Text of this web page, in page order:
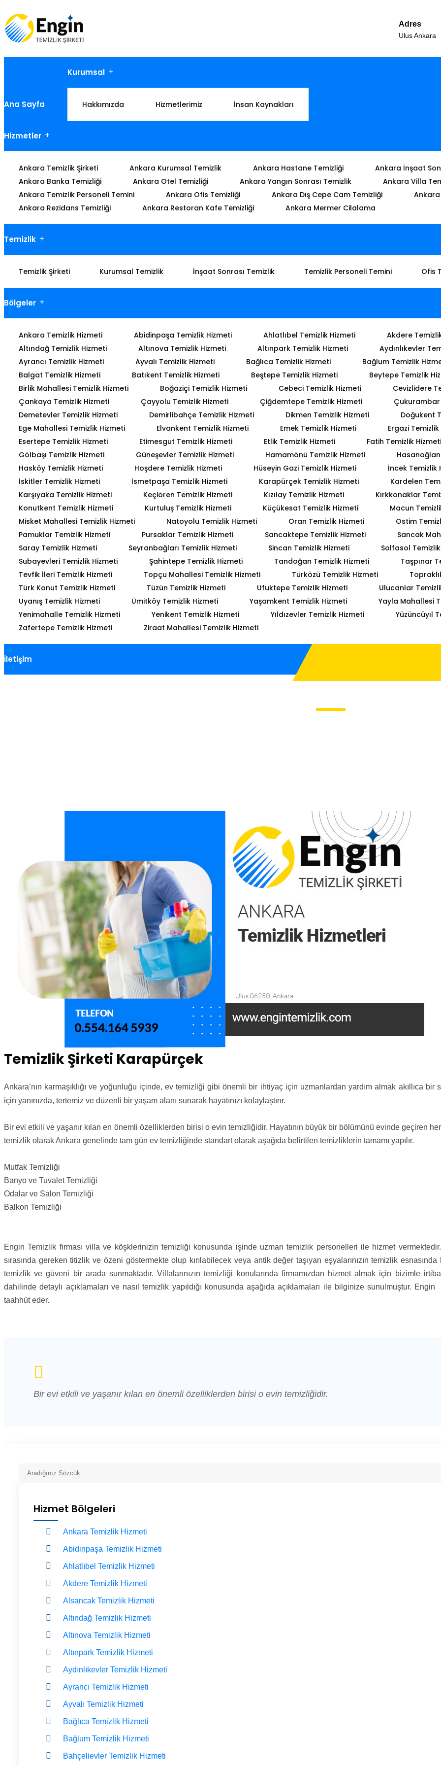
Adres
Ulus Ankara
Ana Sayfa
Kurumsal
Hakkımızda Hizmetlerimiz İnsan Kaynakları
Hizmetler
Ankara Temizlik Şirketi Ankara Kurumsal Temizlik Ankara Hastane Temizliği Ankara İnşaat
Ankara Banka Temizliği
Ankara Otel Temizliği Ankara Yangın Sonrası Temizlik
Ankara Villa
Ankara Temizlik Personeli Temini
Ankara Ofis Temizliği Ankara Dış Cepe Cam Temizliği
Ankara
Ankara Rezidans Temizliği
Ankara Restoran Kafe Temizliği Ankara Mermer Cilalama
Temizlik
Temizlik Şirketi Kurumsal Temizlik İnşaat Sonrası Temizlik Temizlik Personeli Temini Ofis
Bölgeler
Ankara Temizlik Hizmeti Abidinpaşa Temizlik Hizmeti Ahlatlıbel Temizlik Hizmeti Akdere
Altındağ Temizlik Hizmeti
Altınova Temizlik Hizmeti Altınpark Temizlik Hizmeti
Aydınlıkevler
Ayrancı Temizlik Hizmeti
Ayvalı Temizlik Hizmeti Bağlıca Temizlik Hizmeti Bağlum Temizlik
Balgat Temizlik Hizmeti
Batıkent Temizlik Hizmeti Beştepe Temizlik Hizmeti Beytepe Temizlik
Birlik Mahallesi Temizlik Hizmeti
Boğaziçi Temizlik Hizmeti Cebeci Temizlik Hizmeti
Cevizlidere
Çankaya Temizlik Hizmeti
Çayyolu Temizlik Hizmeti Çiğdemtepe Temizlik Hizmeti
Çukurambar
Demetevler Temizlik Hizmeti
Demirlibahçe Temizlik Hizmeti Dikmen Temizlik Hizmeti
Doğukent
Ege Mahallesi Temizlik Hizmeti
Elvankent Temizlik Hizmeti Emek Temizlik Hizmeti Ergazi
Esertepe Temizlik Hizmeti
Etimesgut Temizlik Hizmeti Etlik Temizlik Hizmeti Fatih Temizlik Hizmeti
Gölbaşı Temizlik Hizmeti
Güneşevler Temizlik Hizmeti Hamamönü Temizlik Hizmeti
Hasköy Temizlik Hizmeti
Hoşdere Temizlik Hizmeti Hüseyin Gazi Temizlik Hizmeti İncek Temizlik
İskitler Temizlik Hizmeti
İsmetpaşa Temizlik Hizmeti Karapürçek Temizlik Hizmeti
Kardelen
Karşıyaka Temizlik Hizmeti
Keçiören Temizlik Hizmeti Kızılay Temizlik Hizmeti Kırkkonaklar
Konutkent Temizlik Hizmeti
Kurtuluş Temizlik Hizmeti Küçükesat Temizlik Hizmeti Macun
Misket Mahallesi Temizlik Hizmeti
Natoyolu Temizlik Hizmeti Oran Temizlik Hizmeti Ostim
Pamuklar Temizlik Hizmeti
Pursaklar Temizlik Hizmeti Sancaktepe Temizlik Hizmeti
Sancak
Saray Temizlik Hizmeti
Seyranbağları Temizlik Hizmeti Sincan Temizlik Hizmeti
Solfasol
Subayevleri Temizlik Hizmeti
Şahintepe Temizlik Hizmeti Tandoğan Temizlik Hizmeti
Taşpınar
Tevfik İleri Temizlik Hizmeti
Topçu Mahallesi Temizlik Hizmeti Türközü Temizlik Hizmeti
Türk Konut Temizlik Hizmeti
Tüzün Temizlik Hizmeti Ufuktepe Temizlik Hizmeti Ulucanlar
Uyanış Temizlik Hizmeti
Ümitköy Temizlik Hizmeti Yaşamkent Temizlik Hizmeti
Yayla Mahallesi
Yenimahalle Temizlik Hizmeti
Yenikent Temizlik Hizmeti Yıldızevler Temizlik Hizmeti
Yüzüncüyıl
Zafertepe Temizlik Hizmeti
Ziraat Mahallesi Temizlik Hizmeti
İletişim
Temizlik Şirketi Karapürçek
Ankara’nın karmaşıklığı ve yoğunluğu içinde, ev temizliği gibi önemli bir ihtiyaç için uzmanlardan yardım almak akıllıca bir
için yanınızda, tertemiz ve düzenli bir yaşam alanı sunarak hayatınızı kolaylaştırır.
Bir evi etkili ve yaşanır kılan en önemli özelliklerden birisi o evin temizliğidir. Hayatının büyük bir bölümünü evinde geçiren
temizlik olarak Ankara genelinde tam gün ev temizliğinde standart olarak aşağıda belirtilen temizliklerin tamamı yapılır.
Mutfak Temizliği
Banyo ve Tuvalet Temizliği
Odalar ve Salon Temizliği
Balkon Temizliği
Engin Temizlik firması villa ve köşklerinizin temizliği konusunda işinde uzman temizlik personelleri ile hizmet
sırasında gereken titizlik ve özeni göstermekte olup kırılabilecek veya antik değer taşıyan eşyalarınızın temizlik
temizlik ve güveni bir arada sunmaktadır. Villalarınızın temizliği konularında firmamızdan hizmet almak için bizimle
dahilinde detaylı açıklamaları ve nasıl temizlik yapıldığı konusunda aşağıda açıklamaları ile bilginize sunulmuştur.
taahhüt eder.
Bir evi etkili ve yaşanır kılan en önemli özelliklerden birisi o evin temizliğidir.
Hizmet Bölgeleri
Ankara Temizlik Hizmeti
Abidinpaşa Temizlik Hizmeti
Ahlatlıbel Temizlik Hizmeti
Akdere Temizlik Hizmeti
Alsancak Temizlik Hizmeti
Altındağ Temizlik Hizmeti
Altınova Temizlik Hizmeti
Altınpark Temizlik Hizmeti
Aydınlıkevler Temizlik Hizmeti
Ayrancı Temizlik Hizmeti
Ayvalı Temizlik Hizmeti
Bağlıca Temizlik Hizmeti
Bağlum Temizlik Hizmeti
Bahçelievler Temizlik Hizmeti